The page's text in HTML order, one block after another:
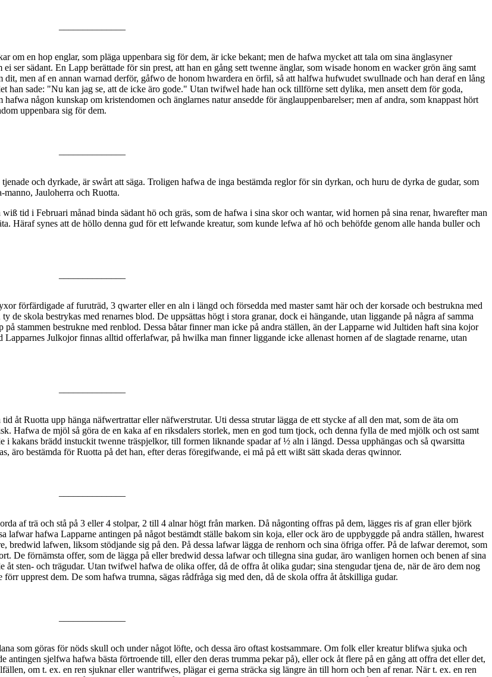
en hop englar, som pläga uppenbara sig för dem, är icke bekant; men de hafwa mycket att tala om sina änglasyner
ser sädant. En Lapp berättade för sin prest, att han en gång sett twenne änglar, som wisade honom en wacker grön äng samt
men af en annan warnad derför, gåfwo de honom hwardera en örfil, så att halfwa hufwudet swullnade och han deraf en lång
han sade: "Nu kan jag se, att de icke äro gode." Utan twifwel hade han ock tillförne sett dylika, men ansett dem för goda,
någon kunskap om kristendomen och änglarnes natur ansedde för änglauppenbarelser; men af andra, som knappast hört
uppenbara sig för dem.
och dyrkade, är swårt att säga. Troligen hafwa de inga bestämda reglor för sin dyrkan, och huru de dyrka de gudar, som
Jauloherra och Ruotta.
tid i Februari månad binda sädant hö och gräs, som de hafwa i sina skor och wantar, wid hornen på sina renar, hwarefter man
Häraf synes att de höllo denna gud för ett lefwande kreatur, som kunde lefwa af hö och behöfde genom alle handa buller och
förfärdigade af furuträd, 3 qwarter eller en aln i längd och försedda med master samt här och der korsade och bestrukna med
de skola bestrykas med renarnes blod. De uppsättas högt i stora granar, dock ei hängande, utan liggande på några af samma
stammen bestrukne med renblod. Dessa båtar finner man icke på andra ställen, än der Lapparne wid Jultiden haft sina kojor
Julkojor finnas alltid offerlafwar, på hwilka man finner liggande icke allenast hornen af de slagtade renarne, utan
åt Ruotta upp hänga näfwertrattar eller näfwerstrutar. Uti dessa strutar lägga de ett stycke af all den mat, som de äta om
Hafwa de mjöl så göra de en kaka af en riksdalers storlek, men en god tum tjock, och denna fylla de med mjölk och ost samt
i kakans brädd instuckit twenne träspjelkor, till formen liknande spadar af ½ aln i längd. Dessa upphängas och så qwarsitta
bestämda för Ruotta på det han, efter deras föregifwande, ei må på ett wißt sätt skada deras qwinnor.
af trä och stå på 3 eller 4 stolpar, 2 till 4 alnar högt från marken. Då någonting offras på dem, lägges ris af gran eller björk
hafwa Lapparne antingen på något bestämdt ställe bakom sin koja, eller ock äro de uppbyggde på andra ställen, hwarest
lafwen, liksom stödjande sig på den. På dessa lafwar lägga de renhorn och sina öfriga offer. På de lafwar deremot, som
De förnämsta offer, som de lägga på eller bredwid dessa lafwar och tillegna sina gudar, äro wanligen hornen och benen af sina
åt sten- och trägudar. Utan twifwel hafwa de olika offer, då de offra åt olika gudar; sina stengudar tjena de, när de äro dem nog
upprest dem. De som hafwa trumna, sägas rådfråga sig med den, då de skola offra åt åtskilliga gudar.
som göras för nöds skull och under något löfte, och dessa äro oftast kostsammare. Om folk eller kreatur blifwa sjuka och
sjelfwa hafwa bästa förtroende till, eller den deras trumma pekar på), eller ock åt flere på en gång att offra det eller det,
om t. ex. en ren sjuknar eller wantrifwes, plägar ei gerna sträcka sig längre än till horn och ben af renar. När t. ex. en ren